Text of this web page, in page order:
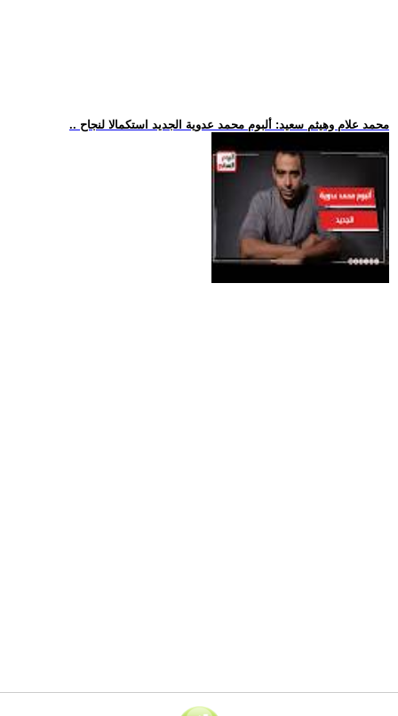
.. محمد علام وهيثم سعيد: ألبوم محمد عدوية الجديد استكمالا لنجاح